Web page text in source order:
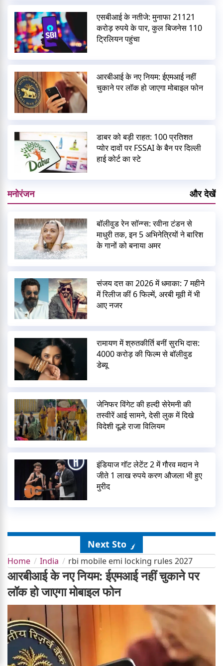
एसबीआई के नतीजे: मुनाफा 21121
करोड़ रुपये के पार, कुल बिजनेस 110
ट्रिलियन पहुंचा
आरबीआई के नए नियम: ईएमआई नहीं
चुकाने पर लॉक हो जाएगा मोबाइल फोन
डाबर को बड़ी राहत: 100 प्रतिशत
प्योर दावों पर FSSAI के बैन पर दिल्ली
हाई कोर्ट का स्टे
मनोरंजन और देखें
बॉलीवुड रेन सॉन्ग्स: रवीना टंडन से
माधुरी तक, इन 5 अभिनेत्रियों ने बारिश
के गानों को बनाया अमर
संजय दत्त का 2026 में धमाका: 7 महीने
में रिलीज कीं 6 फिल्में, अरबी मूवी में भी
आए नजर
रामायण में श्रुतकीर्ति बनीं सुरभि दास:
4000 करोड़ की फिल्म से बॉलीवुड
डेब्यू
जेनिफर विंगेट की हल्दी सेरेमनी की
तस्वीरें आई सामने, देसी लुक में दिखे
विदेशी दूल्हे राजा विलियम
इंडियाज गॉट लेटेंट 2 में गौरव मदान ने
जीते 1 लाख रुपये करण औजला भी हुए
मुरीद
Next Story
Home India rbi mobile emi locking rules 2027
आरबीआई के नए नियम: ईएमआई नहीं चुकाने पर
लॉक हो जाएगा मोबाइल फोन